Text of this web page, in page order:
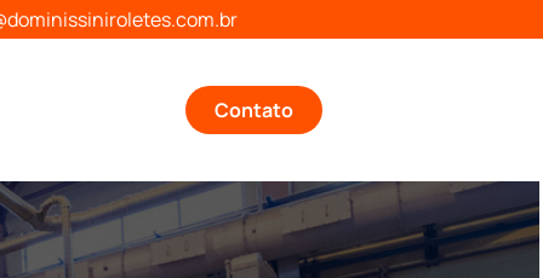
Contato